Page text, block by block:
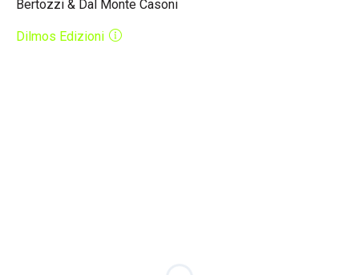
Bertozzi & Dal Monte Casoni
Dilmos Edizioni